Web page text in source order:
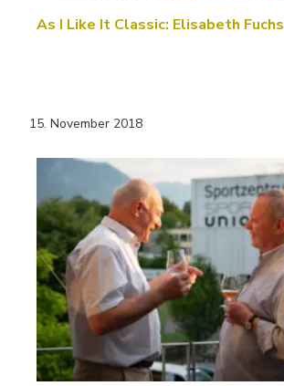
As I Like It Classic: Elisabeth Fuchs
15. November 2018